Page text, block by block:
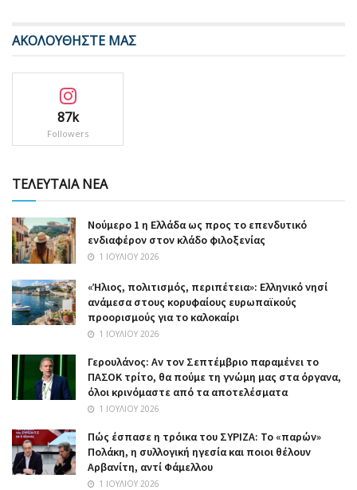
ΑΚΟΛΟΥΘΗΣΤΕ ΜΑΣ
87k
Followers
ΤΕΛΕΥΤΑΙΑ ΝΕΑ
Nούμερο 1 η Ελλάδα ως προς το επενδυτικό
ενδιαφέρον στον κλάδο φιλοξενίας
1 ΙΟΥΛΊΟΥ 2026
«Ήλιος, πολιτισμός, περιπέτεια»: Ελληνικό νησί
ανάμεσα στους κορυφαίους ευρωπαϊκούς
προορισμούς για το καλοκαίρι
1 ΙΟΥΛΊΟΥ 2026
Γερουλάνος: Αν τον Σεπτέμβριο παραμένει το
ΠΑΣΟΚ τρίτο, θα πούμε τη γνώμη μας στα όργανα,
όλοι κρινόμαστε από τα αποτελέσματα
1 ΙΟΥΛΊΟΥ 2026
Πώς έσπασε η τρόικα του ΣΥΡΙΖΑ: Το «παρών»
Πολάκη, η συλλογική ηγεσία και ποιοι θέλουν
Αρβανίτη, αντί Φάμελλου
1 ΙΟΥΛΊΟΥ 2026